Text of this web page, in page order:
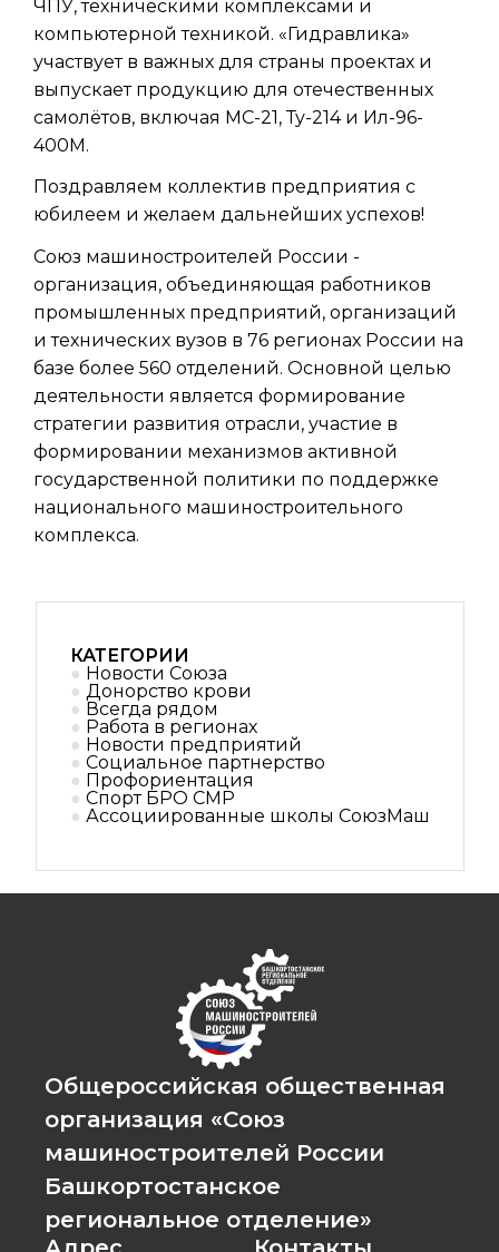
ЧПУ, техническими комплексами и
компьютерной техникой. «Гидравлика»
участвует в важных для страны проектах и
выпускает продукцию для отечественных
самолётов, включая МС-21, Ту-214 и Ил-96-
400М.
Поздравляем коллектив предприятия с
юбилеем и желаем дальнейших успехов!
Союз машиностроителей России -
организация, объединяющая работников
промышленных предприятий, организаций
и технических вузов в 76 регионах России на
базе более 560 отделений. Основной целью
деятельности является формирование
стратегии развития отрасли, участие в
формировании механизмов активной
государственной политики по поддержке
национального машиностроительного
комплекса.
КАТЕГОРИИ
Новости Союза
Донорство крови
Всегда рядом
Работа в регионах
Новости предприятий
Социальное партнерствo
Профориентация
Спорт БРО СМР
Ассоциированные школы СоюзМаш
Общероссийская общественная
организация «Союз
машиностроителей России
Башкортостанское
региональное отделение»